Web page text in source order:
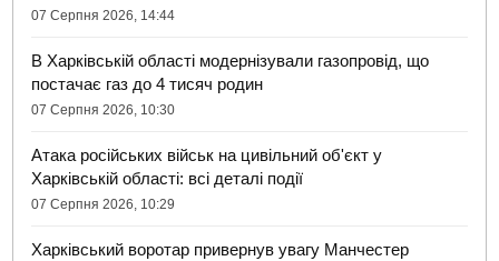
07 Серпня 2026, 14:44
В Харківській області модернізували газопровід, що
постачає газ до 4 тисяч родин
07 Серпня 2026, 10:30
Атака російських військ на цивільний об'єкт у
Харківській області: всі деталі події
07 Серпня 2026, 10:29
Харківський воротар привернув увагу Манчестер